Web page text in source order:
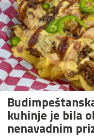
kuhinje je bila
nenavadnim